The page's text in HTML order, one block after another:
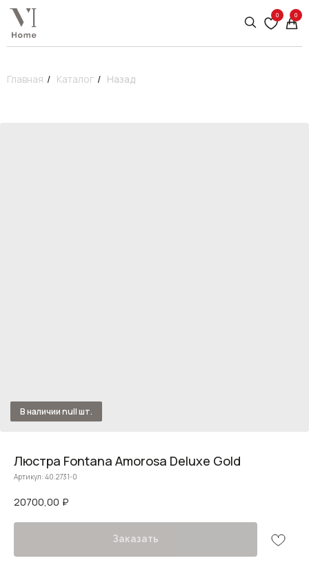
0 0
Главная / Каталог / Назад
Люстра Fontana Amorosa Deluxe Gold
Артикул: 40.2731-0
20700,00 ₽
Заказать